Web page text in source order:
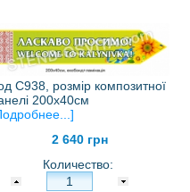
С938, розмір композитної
200х40см
2 640 грн
Количество: